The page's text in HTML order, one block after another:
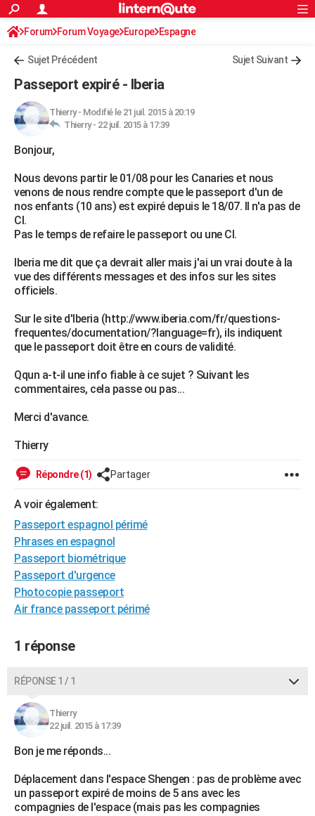
ACTUALITÉS
Politique
Société
Faits Divers
Education
Monde
Villes
+
FINANCE
Retraite
Impôts
Epargne
Immobilier
Risques naturels par ville
Banque
Assurance
Crédit
AUTO
Essais
Réserver un essai
Citadines
Berlines
SUV
Forum auto
+HIGH-TECH
Mobiles
Meilleur smartphone
Internet
Ordinateurs
Jeux vidéo
Guide high-tech
+BRICOLAGE
Forum
Aménagement intérieur
Extérieur
Cuisine
Salle de bains
Jardinage
Rangement
WEEK-END
Guides de France
Week-end nature
Art de vivre
Bien-être
Loisirs
Modes de vie
SANTE
Destinations
City break
Voyage nature
Voyage de noces
Forum
Climat
+PHOTO
BONS PLANS
CARTE DE VOEUX
Carte de Noël
Carte Bonne année
Carte Saint-Valentin
Carte Pâques
Carte d'anniversaire
DICTIONNAIRE
Dictionnaire
Biographies
Citations
Expressions
Proverbes
PROGRAMME TV
COPAINS D'AVANT
S'inscrire
Se connecter
Lycées
Collèges
Primaires
Universités
Entreprises
Service militaire
Avis de recherche
AVIS DE DÉCÈS
FORUM
Bricolage
Television
S'inscrire
Connexion
Forum Forum Voyage Europe Espagne
Sujet Précédent Sujet Suivant
Passeport expiré - Iberia
Thierry- Modifié le 21 juil. 2015 à 20:19
Thierry - 22 juil. 2015 à 17:39
Bonjour,
Nous devons partir le 01/08 pour les Canaries et nous
venons de nous rendre compte que le passeport d'un de
nos enfants (10 ans) est expiré depuis le 18/07. Il n'a pas de
CI.
Pas le temps de refaire le passeport ou une CI.
Iberia me dit que ça devrait aller mais j'ai un vrai doute à la
vue des différents messages et des infos sur les sites
officiels.
Sur le site d'Iberia (http://www.iberia.com/fr/questions-
frequentes/documentation/?language=fr), ils indiquent
que le passeport doit être en cours de validité.
Qqun a-t-il une info fiable à ce sujet ? Suivant les
commentaires, cela passe ou pas...
Merci d'avance.
Thierry
Répondre (1) Partager
A voir également:
Passeport espagnol périmé
Phrases en espagnol
Passeport biométrique
Passeport d'urgence
Photocopie passeport
Air france passeport périmé
1 réponse
RÉPONSE 1 / 1
Thierry
22 juil. 2015 à 17:39
Bon je me réponds...
Déplacement dans l'espace Shengen : pas de problème avec
un passeport expiré de moins de 5 ans avec les
compagnies de l'espace (mais pas les compagnies